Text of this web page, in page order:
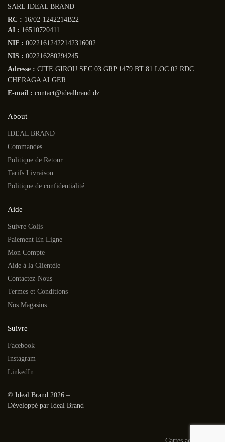
SARL IDEAL BRAND
RC : 16/02-1242214B22
AI : 16510720411
NIF : 00221612422142316002
NIS : 002216280294245
Adresse : CITE GIROU SEC 03 GRP 1479 BT 81 LOC 02 RDC
CHERAGA ALGER
E-mail : contact@idealbrand.dz
About
IDEAL BRAND
Commandes
Politique de Retour
Tarifs Livraison
Politique de confidentialité
Aide
Suivre Colis
Paiement En Ligne
Mon Compte
Aide à la Clientèle
Contactez-Nous
Termes et Conditions
Nos Magasins
Suivre
Facebook
Instagram
LinkedIn
© Ideal Brand 2026 –
Développé par Ideal Brand